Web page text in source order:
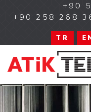
+90
+90 258 268
TR